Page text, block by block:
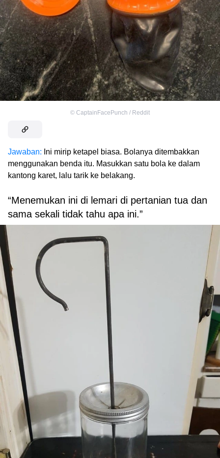
© CaptainFacePunch / Reddit
Jawaban: Ini mirip ketapel biasa. Bolanya ditembakkan
menggunakan benda itu. Masukkan satu bola ke dalam
kantong karet, lalu tarik ke belakang.
“Menemukan ini di lemari di pertanian tua dan
sama sekali tidak tahu apa ini.”